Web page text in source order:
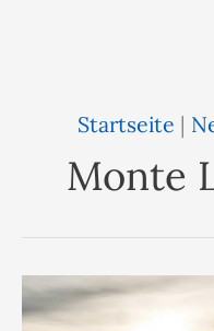
Startseite |
Monte